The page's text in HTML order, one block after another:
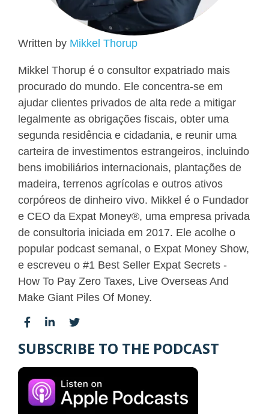
Written by Mikkel Thorup
Mikkel Thorup é o consultor expatriado mais
procurado do mundo. Ele concentra-se em
ajudar clientes privados de alta rede a mitigar
legalmente as obrigações fiscais, obter uma
segunda residência e cidadania, e reunir uma
carteira de investimentos estrangeiros, incluindo
bens imobiliários internacionais, plantações de
madeira, terrenos agrícolas e outros ativos
corpóreos de dinheiro vivo. Mikkel é o Fundador
e CEO da Expat Money®, uma empresa privada
de consultoria iniciada em 2017. Ele acolhe o
popular podcast semanal, o Expat Money Show,
e escreveu o #1 Best Seller Expat Secrets -
How To Pay Zero Taxes, Live Overseas And
Make Giant Piles Of Money.
SUBSCRIBE TO THE PODCAST